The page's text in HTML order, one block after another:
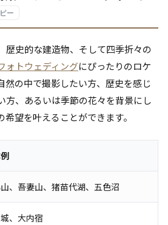
ー
歴史的な建造物、そして四季折々の
ォトウェディングにぴったりのロケ
然の中で撮影したい方、歴史を感じ
方、あるいは季節の花々を背景にし
望を叶えることができます。
、吾妻山、猪苗代湖、五色沼
、大内宿